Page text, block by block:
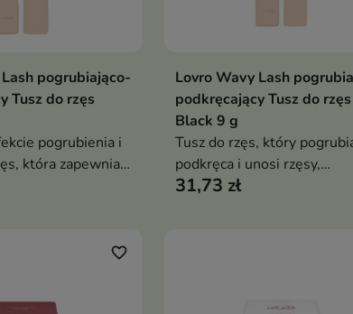
do koszyka
pogrubiająco-
Tusz do rzęs
pogrubienia i
która zapewnia
Dodaj do
Lovro Wavy Lash
podkręcający Tusz do rzęs
Black 9 g
Tusz do rzęs, który
podkręca i unosi rzęsy,
zapewniając intensywnie
31,73 zł
favorite_border